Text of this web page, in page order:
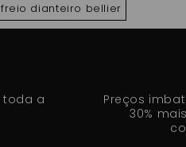
dianteiro bellier
toda a
Preços
30%